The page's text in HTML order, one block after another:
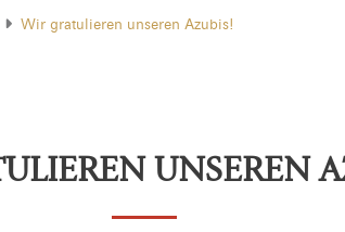
Wir gratulieren unseren Azubis!
UNSEREN